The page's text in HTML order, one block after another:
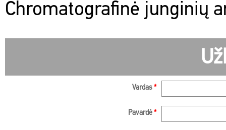
Chromatografinė junginių
Vardas *
Pavardė *